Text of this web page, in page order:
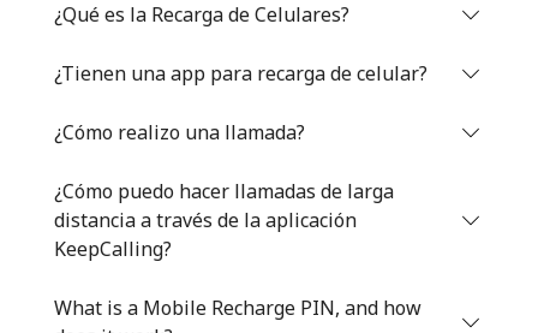
o
¿Qué es la Recarga de Celulares?
¿Tienen una app para recarga de celular?
¿Cómo realizo una llamada?
¿Cómo puedo hacer llamadas de larga
distancia a través de la aplicación
KeepCalling?
What is a Mobile Recharge PIN, and how